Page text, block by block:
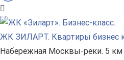
ЖК ЗИЛАРТ. Квартиры бизнес
Набережная Москвы-реки. 5